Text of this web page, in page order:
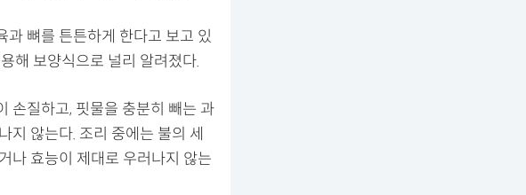
과 뼈를 튼튼하게 한다고 보고 있
해 보양식으로 널리 알려졌다.
손질하고, 핏물을 충분히 빼는 과
지 않는다. 조리 중에는 불의 세
나 효능이 제대로 우러나지 않는